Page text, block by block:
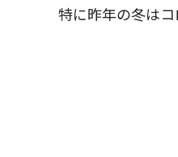
特に昨年の冬は